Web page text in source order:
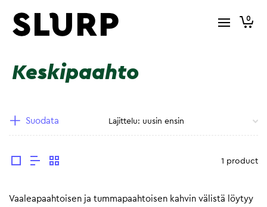
0
Keskipaahto
Suodata
1 product
Vaaleapaahtoisen ja tummapaahtoisen kahvin välistä löytyy